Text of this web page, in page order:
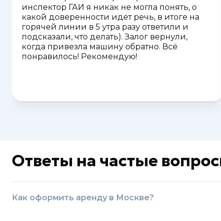
инспектор ГАИ я никак не могла понять, о
какой доверенности идёт речь, в итоге на
горячей линии в 5 утра разу ответили и
подсказали, что делать). Залог вернули,
когда привезла машину обратно. Всё
понравилось! Рекомендую!
Ответы на частые
Как оформить аренду в Москве?